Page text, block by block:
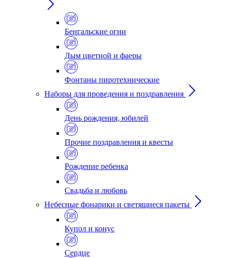
Бенгальские огни
Дым цветной и фаеры
Фонтаны пиротехнические
Наборы для проведения и поздравления
День рождения, юбилей
Прочие поздравления и квесты
Рождение ребенка
Свадьба и любовь
Небесные фонарики и светящиеся пакеты
Купол и конус
Сердце